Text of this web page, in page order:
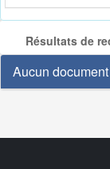
Résultats de
Aucun